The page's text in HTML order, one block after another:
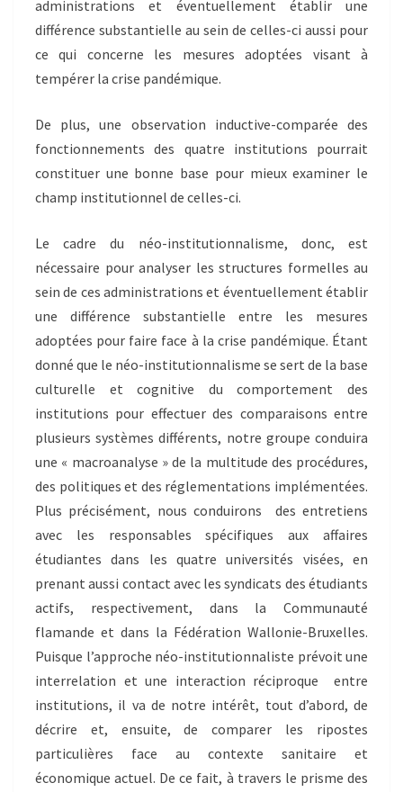
administrations et éventuellement établir une
différence substantielle au sein de celles-ci aussi pour
ce qui concerne les mesures adoptées visant à
tempérer la crise pandémique.
De plus, une observation inductive-comparée des
fonctionnements des quatre institutions pourrait
constituer une bonne base pour mieux examiner le
champ institutionnel de celles-ci.
Le cadre du néo-institutionnalisme, donc, est
nécessaire pour analyser les structures formelles au
sein de ces administrations et éventuellement établir
une différence substantielle entre les mesures
adoptées pour faire face à la crise pandémique. Étant
donné que le néo-institutionnalisme se sert de la base
culturelle et cognitive du comportement des
institutions pour effectuer des comparaisons entre
plusieurs systèmes différents, notre groupe conduira
une « macroanalyse » de la multitude des procédures,
des politiques et des réglementations implémentées.
Plus précisément, nous conduirons des entretiens
avec les responsables spécifiques aux affaires
étudiantes dans les quatre universités visées, en
prenant aussi contact avec les syndicats des étudiants
actifs, respectivement, dans la Communauté
flamande et dans la Fédération Wallonie-Bruxelles.
Puisque l’approche néo-institutionnaliste prévoit une
interrelation et une interaction réciproque entre
institutions, il va de notre intérêt, tout d’abord, de
décrire et, ensuite, de comparer les ripostes
particulières face au contexte sanitaire et
économique actuel. De ce fait, à travers le prisme des